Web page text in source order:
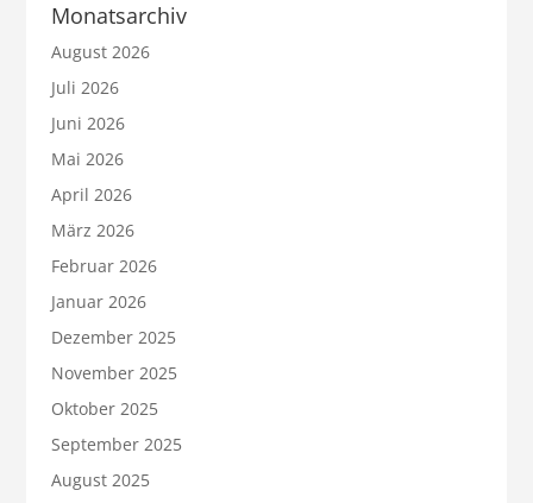
Monatsarchiv
August 2026
Juli 2026
Juni 2026
Mai 2026
April 2026
März 2026
Februar 2026
Januar 2026
Dezember 2025
November 2025
Oktober 2025
September 2025
August 2025